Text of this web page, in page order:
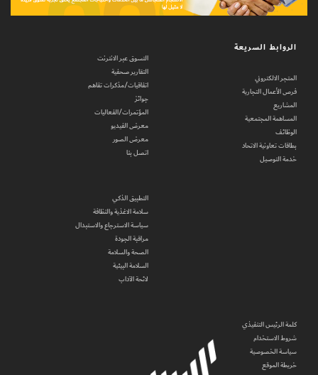
الروابط السريعة
المتجر الالكتروني
فرص الأعمال التجارية
المشاريع
المساهمة المجتمعية
الوظائف
بطاقات تعاونية الاتحاد
خدمة التوصيل
التسوق عبر الانترنت
التقارير صحفية
اتفاقيات/مذكرات تفاهم
جوائز
المؤتمرات/الفعاليات
معرض الفيديو
معرض الصور
اتصل بنا
التطبيق الذكي
سلامة الاغذية والنظافة
سياسة الاسترجاع والاستبدال
مراقبة الجودة
الصحة والسلامة
السلامة البيئية
لائحة الآداب
كلمة الرئيس التنفيذي
شروط الاستخدام
سياسة الخصوصية
خريطة الموقع